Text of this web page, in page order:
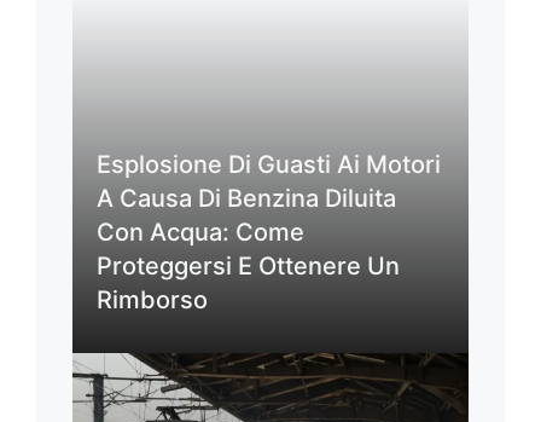
Esplosione Di Guasti Ai Motori
A Causa Di Benzina Diluita
Con Acqua: Come
Proteggersi E Ottenere Un
Rimborso